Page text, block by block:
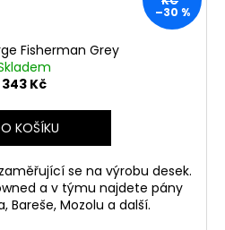
–30 %
Fisherman Grey
343 Kč
KOŠÍKU
se na výrobu desek.
a v týmu najdete pány
Bareše, Mozolu a další.